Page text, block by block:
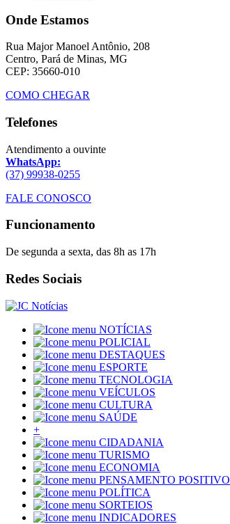
Onde Estamos
Rua Major Manoel Antônio, 208
Centro, Pará de Minas, MG
CEP: 35660-010
COMO CHEGAR
Telefones
Atendimento a ouvinte
WhatsApp:
(37) 99938-0255
FALE CONOSCO
Funcionamento
De segunda a sexta, das 8h as 17h
Redes Sociais
NOTÍCIAS
POLICIAL
DESTAQUES
ESPORTE
TECNOLOGIA
VEÍCULOS
CULTURA
SAÚDE
+
CIDADANIA
TURISMO
ECONOMIA
PENSAMENTO POSITIVO
POLÍTICA
SORTEIOS
INDICADORES